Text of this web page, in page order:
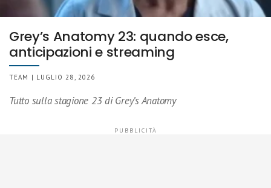
Grey’s Anatomy 23: quando esce,
anticipazioni e streaming
TEAM | LUGLIO 28, 2026
Tutto sulla stagione 23 di Grey’s Anatomy